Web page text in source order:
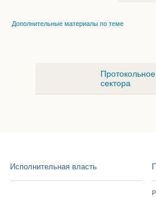
Дополнительные материалы по теме
сектора
Исполнительная власть